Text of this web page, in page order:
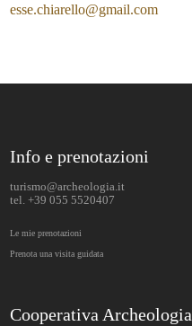
esse.chiarello@gmail.com
Info e prenotazioni
turismo@archeologia.it
tel. +39 055 5520407
Le mie prenotazioni
Prenota una visita guidata
Cooperativa Archeologia